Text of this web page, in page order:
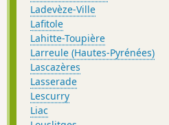
Ladevèze-Ville
Lafitole
Lahitte-Toupière
Larreule (Hautes-Pyrénées)
Lascazères
Lasserade
Lescurry
Liac